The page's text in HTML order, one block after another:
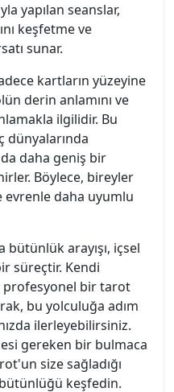
yapılan seanslar,
keşfetme ve
sunar.
kartların yüzeyine
derin anlamını ve
ilgilidir. Bu
dünyalarında
daha geniş bir
Böylece, bireyler
evrenle daha uyumlu
arayışı, içsel
süreçtir. Kendi
profesyonel bir tarot
bu yolculuğa adım
ilerleyebilirsiniz.
gereken bir bulmaca
size sağladığı
keşfedin.